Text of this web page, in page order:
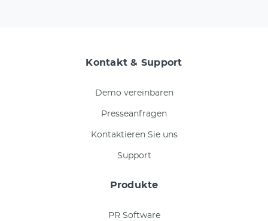
Kontakt & Support
Demo vereinbaren
Presseanfragen
Kontaktieren Sie uns
Support
Produkte
PR Software